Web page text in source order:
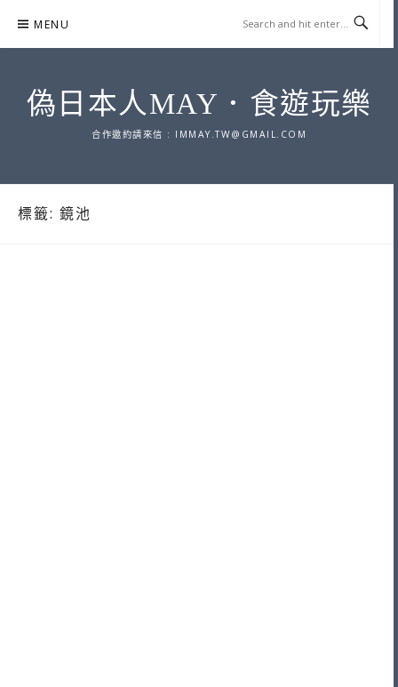
content
MENU
偽日本人MAY．食遊玩樂
合作邀約請來信 : IMMAY.TW@GMAIL.COM
標籤: 鏡池